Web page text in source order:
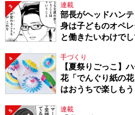
3 連載
部長がヘッドハン
身は子どものオペ
と働きたいわけで
4 手づくり
【夏祭りごっこ】
花「でんぐり紙の
はおうちで楽しもう
5 連載